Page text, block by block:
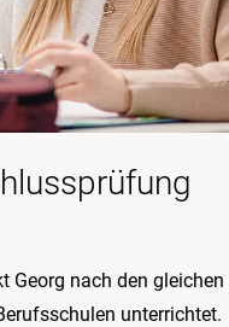
Georg nach den gleichen
unterrichtet.